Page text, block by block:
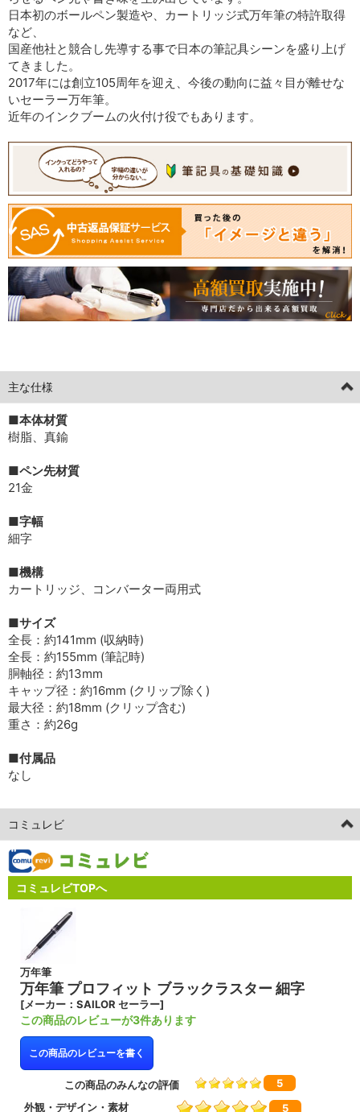
日本初のボールペン製造や、カートリッジ式万年筆の特許取得
など、
国産他社と競合し先導する事で日本の筆記具シーンを盛り上げ
てきました。
2017年には創立105周年を迎え、今後の動向に益々目が離せな
いセーラー万年筆。
近年のインクブームの火付け役でもあります。
主な仕様
■本体材質
樹脂、真鍮
■ペン先材質
21金
■字幅
細字
■機構
カートリッジ、コンバーター両用式
■サイズ
全長：約141mm (収納時)
全長：約155mm (筆記時)
胴軸径：約13mm
キャップ径：約16mm (クリップ除く)
最大径：約18mm (クリップ含む)
重さ：約26g
■付属品
なし
コミュレビ
コミュレビTOPへ
万年筆
万年筆 プロフィット ブラックラスター 細字
[メーカー：SAILOR セーラー]
この商品のレビューが3件あります
この商品のレビューを書く
この商品のみんなの評価
5
外観・デザイン・素材
5